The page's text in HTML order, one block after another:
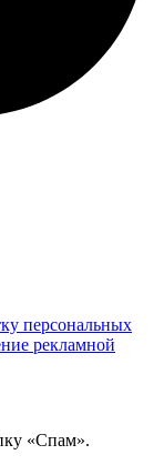
персональных
рекламной
«Спам».